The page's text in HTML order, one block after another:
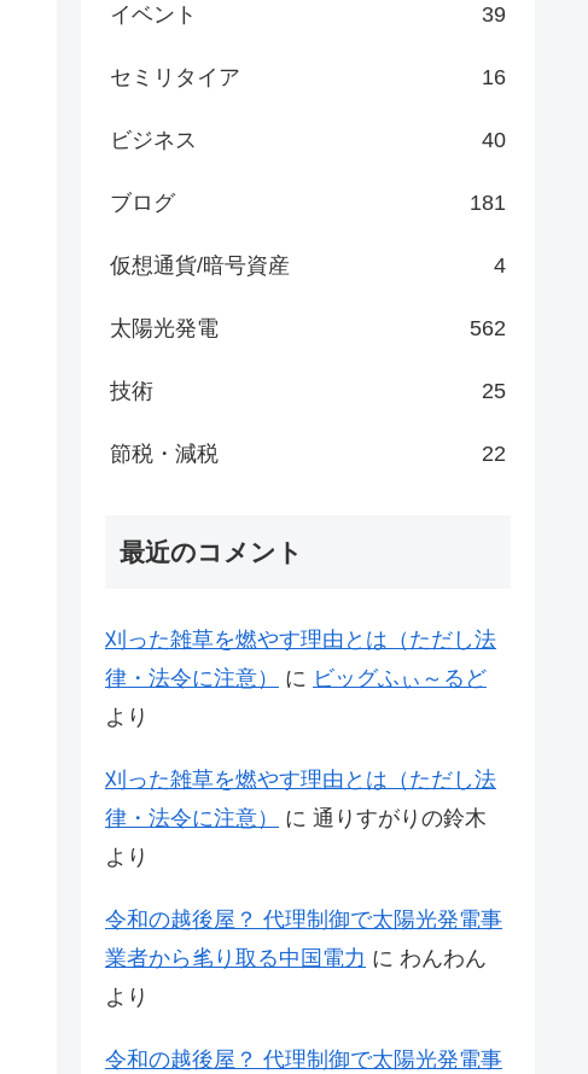
イベント 39
セミリタイア 16
ビジネス 40
ブログ 181
仮想通貨/暗号資産 4
太陽光発電 562
技術 25
節税・減税 22
最近のコメント
刈った雑草を燃やす理由とは（ただし法
律・法令に注意）
に ビッグふぃ～るど
より
刈った雑草を燃やす理由とは（ただし法
律・法令に注意）
に 通りすがりの鈴木
より
令和の越後屋？ 代理制御で太陽光発電事
業者から毟り取る中国電力 に わんわん
より
令和の越後屋？ 代理制御で太陽光発電事